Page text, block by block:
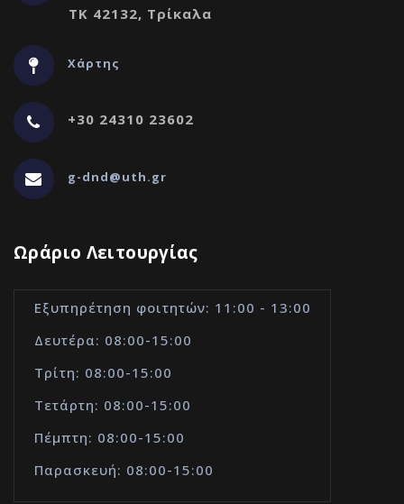
ΤΚ 42132, Τρίκαλα
Χάρτης
+30 24310 23602
g-dnd@uth.gr
Ωράριο Λειτουργίας
Εξυπηρέτηση φοιτητών: 11:00 - 13:00
Δευτέρα: 08:00-15:00
Τρίτη: 08:00-15:00
Τετάρτη: 08:00-15:00
Πέμπτη: 08:00-15:00
Παρασκευή: 08:00-15:00